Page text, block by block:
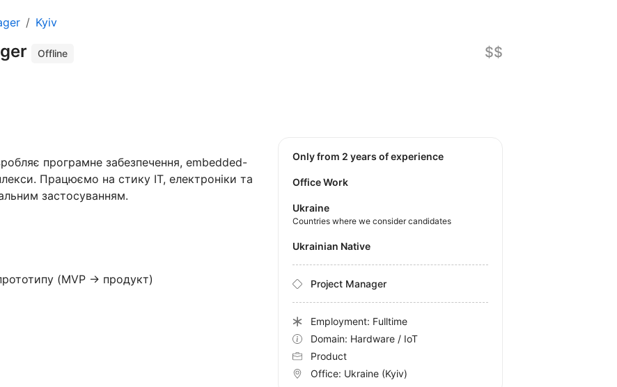
Kyiv
Offline
$$
програмне забезпечення, embedded-
Працюємо на стику IT, електроніки та
застосуванням.
(MVP → продукт)
Only from 2 years of experience
Office Work
Ukraine
Countries where we consider candidates
Ukrainian Native
Project Manager
Employment: Fulltime
Domain: Hardware / IoT
Product
Office: Ukraine (Kyiv)